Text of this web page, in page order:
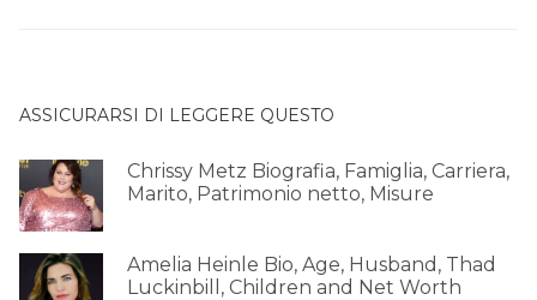
ASSICURARSI DI LEGGERE QUESTO
Chrissy Metz Biografia, Famiglia, Carriera,
Marito, Patrimonio netto, Misure
Amelia Heinle Bio, Age, Husband, Thad
Luckinbill, Children and Net Worth